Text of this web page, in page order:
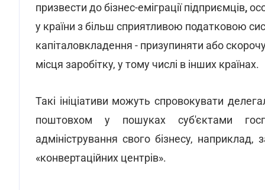
призвести до бізнес-еміграції підприємців,
у країни з більш сприятливою податковою
капіталовкладення - призупиняти або
місця заробітку, у тому числі в інших країнах.
Такі ініціативи можуть спровокувати
поштовхом у пошуках суб'єктами
адміністрування свого бізнесу,
«конвертаційних центрів».